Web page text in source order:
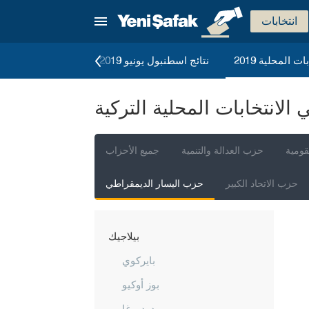
انتخابات
نتائج اسطنبول يونيو 2019 المحلية 2019
المحلية التركية
جميع الأحزاب حزب العدالة والتنمية
حزب اليسار الديمقراطي حزب الاتحاد الكبير
أماصيا
أنطاليا
أرداهان
أيدن
باتمان
بيلاجيك
بايركوي
بوز أوكيو